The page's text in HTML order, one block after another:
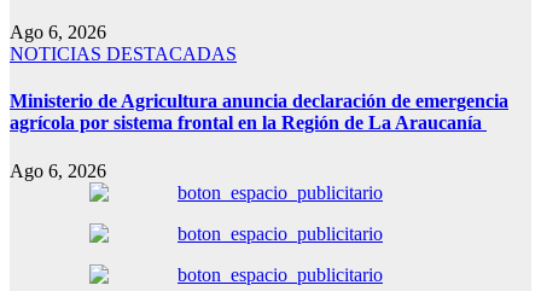
Ago 6, 2026
NOTICIAS DESTACADAS
Ministerio de Agricultura anuncia declaración de emergencia
agrícola por sistema frontal en la Región de La Araucanía
Ago 6, 2026